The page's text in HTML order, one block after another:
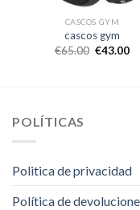
CASCOS GYM
cascos gym
€65.00 €43.00
POLÍTICAS
Politica de privacidad
Política de